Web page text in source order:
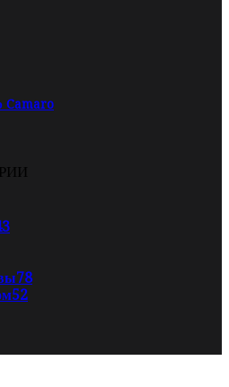
Camaro
78
52